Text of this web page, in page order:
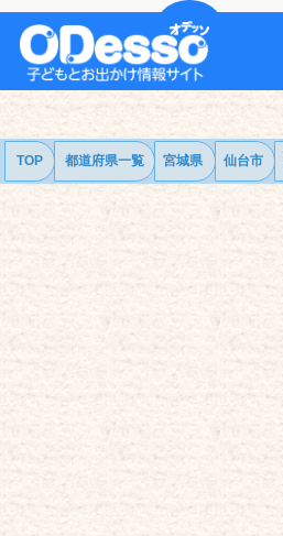
TOP 都道府県一覧 宮城県 仙台市